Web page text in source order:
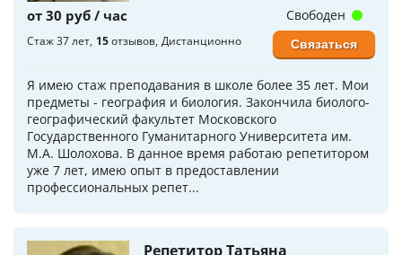
от 30 руб / час
Стаж 37 лет 15отзывов Дистанционно
Я имею стаж преподавания в школе более 35 лет. Мои
предметы - география и биология. Закончила биолого-
географический факультет Московского
Государственного Гуманитарного Университета им.
М.А. Шолохова. В данное время работаю репетитором
уже 7 лет, имею опыт в предоставлении
профессиональных репет...
Свободен
Связаться
Репетитор Татьяна